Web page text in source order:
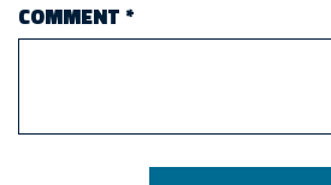
COMMENT *